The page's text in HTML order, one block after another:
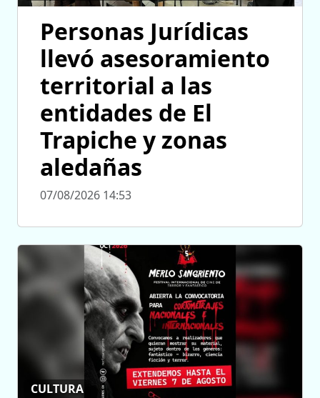
Personas Jurídicas
llevó asesoramiento
territorial a las
entidades de El
Trapiche y zonas
aledañas
07/08/2026 14:53
CULTURA